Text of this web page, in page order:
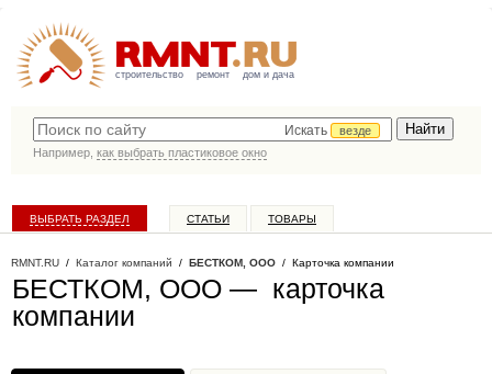
строительство ремонт дом и дача
Искать
везде
Например, как выбрать пластиковое окно
ВЫБРАТЬ РАЗДЕЛ СТАТЬИ ТОВАРЫ
RMNT.RU / Каталог компаний / БЕСТКОМ, ООО / Карточка компании
БЕСТКОМ, ООО — карточка
компании